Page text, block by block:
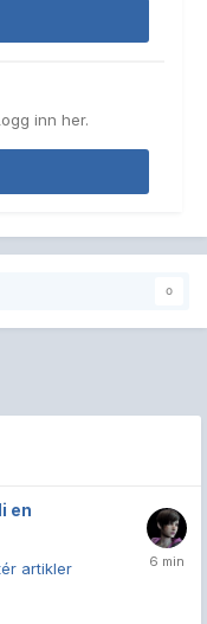
inn her.
0
en
artikler